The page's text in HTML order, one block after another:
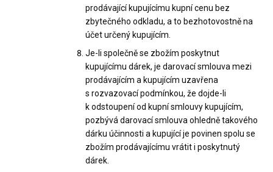
prodávající kupujícímu kupní cenu bez
zbytečného odkladu, a to bezhotovostně na
účet určený kupujícím.
Je-li společně se zbožím poskytnut
kupujícímu dárek, je darovací smlouva mezi
prodávajícím a kupujícím uzavřena
s rozvazovací podmínkou, že dojde-li
k odstoupení od kupní smlouvy kupujícím,
pozbývá darovací smlouva ohledně takového
dárku účinnosti a kupující je povinen spolu se
zbožím prodávajícímu vrátit i poskytnutý
dárek.